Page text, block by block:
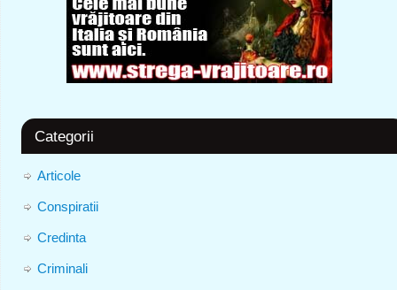
Categorii
Articole
Conspiratii
Credinta
Criminali